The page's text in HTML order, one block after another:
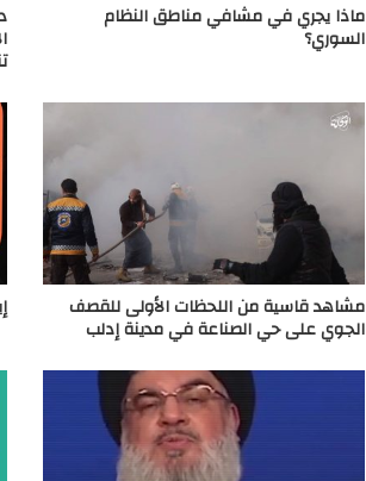
ماذا يجري في مشافي مناطق النظام
السوري؟
مشاهد قاسية من اللحظات الأولى للقصف
الجوي على حي الصناعة في مدينة إدلب